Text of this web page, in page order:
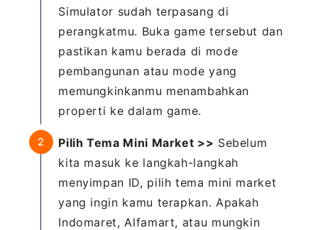
Simulator sudah terpasang di
perangkatmu. Buka game tersebut dan
pastikan kamu berada di mode
pembangunan atau mode yang
memungkinkanmu menambahkan
properti ke dalam game.
Pilih Tema Mini Market >> Sebelum
kita masuk ke langkah-langkah
menyimpan ID, pilih tema mini market
yang ingin kamu terapkan. Apakah
Indomaret, Alfamart, atau mungkin